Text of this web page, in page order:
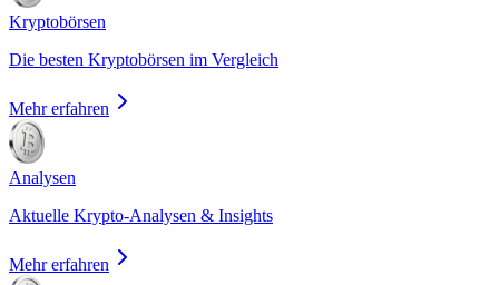
Kryptobörsen
Die besten Kryptobörsen im Vergleich
Mehr erfahren
Analysen
Aktuelle Krypto-Analysen & Insights
Mehr erfahren